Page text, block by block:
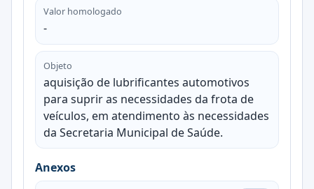
Valor homologado
-
Objeto
aquisição de lubrificantes automotivos
para suprir as necessidades da frota de
veículos, em atendimento às necessidades
da Secretaria Municipal de Saúde.
Anexos